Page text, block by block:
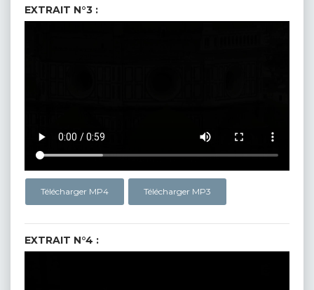
EXTRAIT N°3 :
Télécharger MP4 Télécharger MP3
EXTRAIT N°4 :